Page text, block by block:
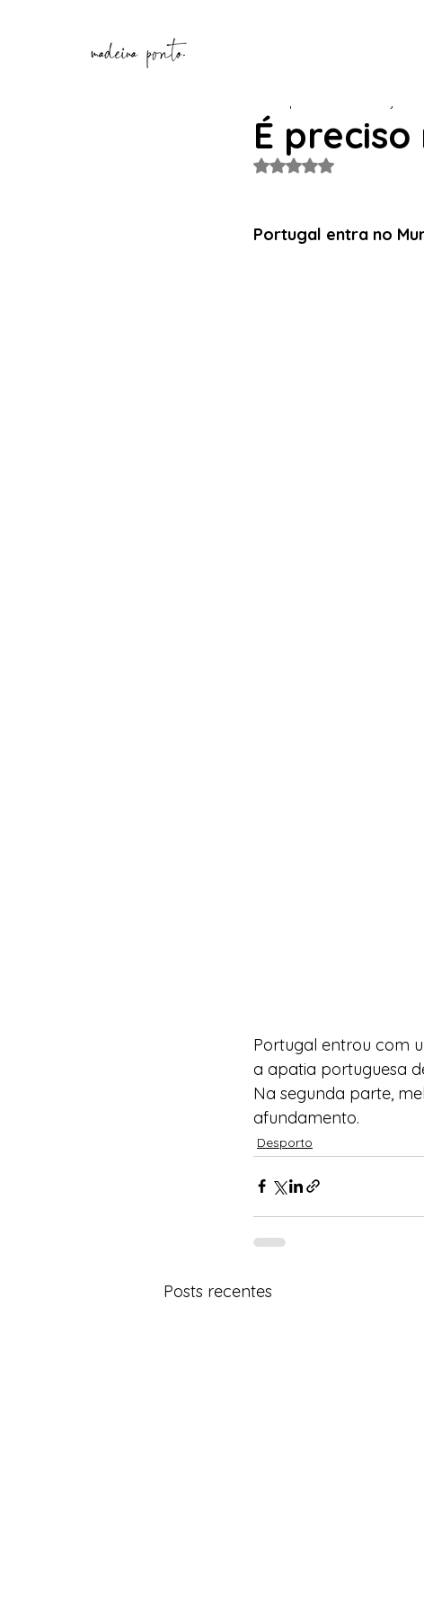
É
Avaliado com NaN de 5
Portugal entra no
Portugal entrou com
a apatia portuguesa
Na segunda parte,
afundamento.
Desporto
Posts recentes